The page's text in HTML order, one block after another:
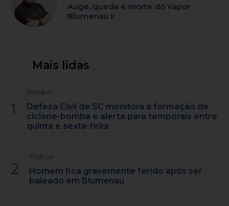
Auge, queda e morte do Vapor
Blumenau II
Mais lidas
1
Tempo
Defesa Civil de SC monitora a formação de
ciclone-bomba e alerta para temporais entre
quinta e sexta-feira
2
Polícia
Homem fica gravemente ferido após ser
baleado em Blumenau